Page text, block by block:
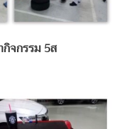
จกรรม 5ส